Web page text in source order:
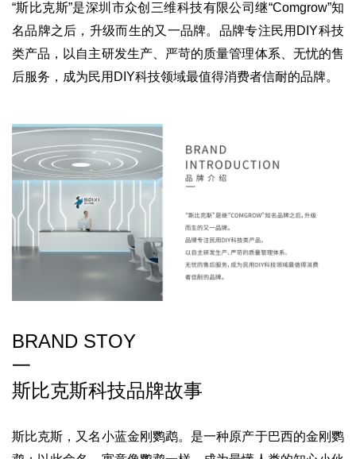
“斯比克斯”是深圳市众创三维科技有限公司继“Comgrow”知
名品牌之后，升级而生的又一品牌。品牌专注民用DIY科技
类产品，以自主研发生产、严苛的质量管理体系、无忧的售
后服务，成为民用DIY科技领域最值得消费者信耐的品牌。
BRAND STOY
一
斯比克斯科技品牌故事
斯比克斯，又名小蓝金刚鹦鹉。是一种原产于巴西的金刚鹦